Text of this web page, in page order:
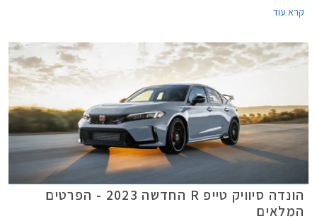
ובגרסת האצ'בק אירופאית המוצעת באופן בלעדי עם יחידת הנעה היברידית
מצניחה בכמות המסירות עקב צמצום מבחר הדגמים והקצאות נמוכות לשוק
המקומי. לאור תג המחיר הגבוה של הונדה סיוויק החדשה אנחנו מעריכים בצער
שהיא לא תצליח לשנות את התמונה באופן מהותי.
קרא עוד
הונדה סיוויק טייפ R החדשה 2023 - הפרטים
המלאים